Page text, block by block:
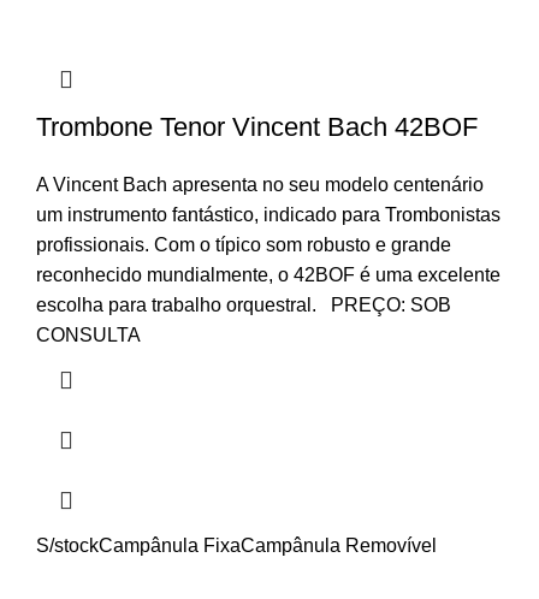
Trombone Tenor Vincent Bach 42BOF
A Vincent Bach apresenta no seu modelo centenário
um instrumento fantástico, indicado para Trombonistas
profissionais. Com o típico som robusto e grande
reconhecido mundialmente, o 42BOF é uma excelente
escolha para trabalho orquestral. PREÇO: SOB
CONSULTA
S/stockCampânula FixaCampânula Removível